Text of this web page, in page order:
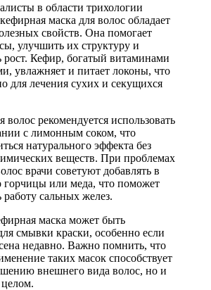
в области трихологии
маска для волос обладает
свойств. Она помогает
улучшить их структуру и
рост. Кефир, богатый витаминами
увлажняет и питает локоны, что
для лечения сухих и секущихся
волос рекомендуется использовать
с лимонным соком, что
натурального эффекта без
веществ. При проблемах
врачи советуют добавлять в
горчицы или меда, что поможет
работу сальных желез.
маска может быть
смывки краски, особенно если
недавно. Важно помнить, что
таких масок способствует
внешнего вида волос, но и